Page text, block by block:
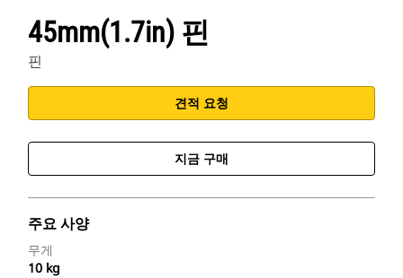
45mm(1.7in) 핀
핀
견적 요청
지금 구매
주요 사양
무게
10 kg